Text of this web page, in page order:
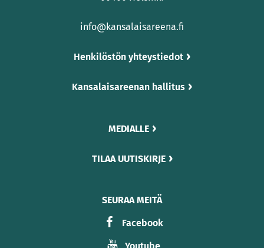
info@kansalaisareena.fi
Henkilöstön yhteystiedot
Kansalaisareenan hallitus
MEDIALLE
TILAA UUTISKIRJE
SEURAA MEITÄ
Facebook